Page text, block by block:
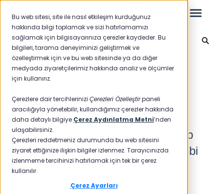
Bu web sitesi, site ile nasıl etkileşim kurduğunuz
hakkında bilgi toplamak ve sizi hatırlamamızı
sağlamak için bilgisayarınıza çerezler kaydeder. Bu
bilgileri, tarama deneyiminizi geliştirmek ve
özelleştirmek için ve bu web sitesinde ya da diğer
medyada ziyaretçilerimiz hakkında analiz ve ölçümler
için kullanırız.
Çerezlere dair tercihlerinizi Çerezleri Özelleştirpaneli
aracılığıyla yönetebilir, kullandığımız çerezler hakkında
daha detaylı bilgiye Çerez Aydınlatma Metni’nden
ulaşabilirsiniz.
Çerezleri reddetmeniz durumunda bu web sitesini
ziyaret ettiğinize ilişkin bilgiler izlenmez. Tarayıcınızda
izlenmeme tercihinizi hatırlamak için tek bir çerez
kullanılır.
Çerez Ayarları
Raporlama 2024
Leo
Yeni Başlayanlar İçin
Raporlar
NPS
CSAT
Ana sayfaya geri dön
Rapora Analiz Ekleme
Raporlarınıza farklı analizler ekleyip
çıkararak raporlarınızı istediğiniz gibi
düzenleyebilirsiniz.